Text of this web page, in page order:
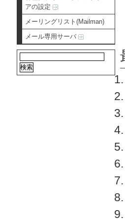
アの設定
メーリングリスト(Mailman)
メール専用サーバ